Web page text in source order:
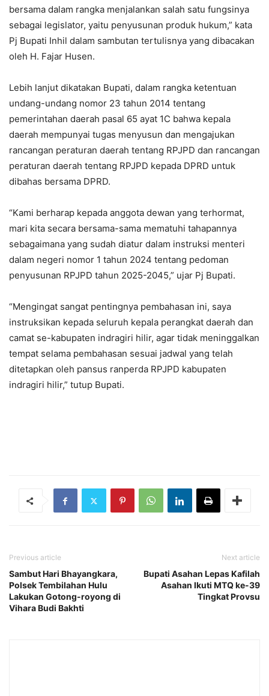
bersama dalam rangka menjalankan salah satu fungsinya
sebagai legislator, yaitu penyusunan produk hukum,” kata
Pj Bupati Inhil dalam sambutan tertulisnya yang dibacakan
oleh H. Fajar Husen.
Lebih lanjut dikatakan Bupati, dalam rangka ketentuan
undang-undang nomor 23 tahun 2014 tentang
pemerintahan daerah pasal 65 ayat 1C bahwa kepala
daerah mempunyai tugas menyusun dan mengajukan
rancangan peraturan daerah tentang RPJPD dan rancangan
peraturan daerah tentang RPJPD kepada DPRD untuk
dibahas bersama DPRD.
“Kami berharap kepada anggota dewan yang terhormat,
mari kita secara bersama-sama mematuhi tahapannya
sebagaimana yang sudah diatur dalam instruksi menteri
dalam negeri nomor 1 tahun 2024 tentang pedoman
penyusunan RPJPD tahun 2025-2045,” ujar Pj Bupati.
“Mengingat sangat pentingnya pembahasan ini, saya
instruksikan kepada seluruh kepala perangkat daerah dan
camat se-kabupaten indragiri hilir, agar tidak meninggalkan
tempat selama pembahasan sesuai jadwal yang telah
ditetapkan oleh pansus ranperda RPJPD kabupaten
indragiri hilir,” tutup Bupati.
Previous article
Sambut Hari Bhayangkara,
Polsek Tembilahan Hulu
Lakukan Gotong-royong di
Vihara Budi Bakhti
Next article
Bupati Asahan Lepas Kafilah
Asahan Ikuti MTQ ke-39
Tingkat Provsu